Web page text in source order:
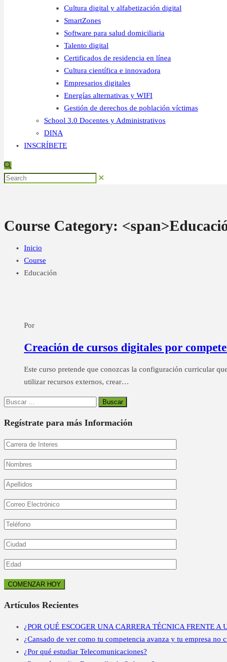
Cultura digital y alfabetización digital
SmartZones
Software para salud domiciliaria
Talento digital
Certificados de residencia en línea
Cultura científica e innovadora
Empresarios digitales
Energías alternativas y WIFI
Gestión de derechos de población víctimas
School 3.0 Docentes y Administrativos
DINA
INSCRÍBETE
Course Category:
Inicio
Course
Educación
Por
Creación de cursos digitales por
Este curso pretende que conozcas la configuración curricular
utilizar recursos externos, crear…
Buscar:
Regístrate para más Información
Artículos Recientes
¿POR QUÉ ESCOGER UNA CARRERA TÉCNICA FRENTE A
¿Cansado de ver como tu competencia avanza y tu empresa no
¿Por qué estudiar Telecomunicaciones?